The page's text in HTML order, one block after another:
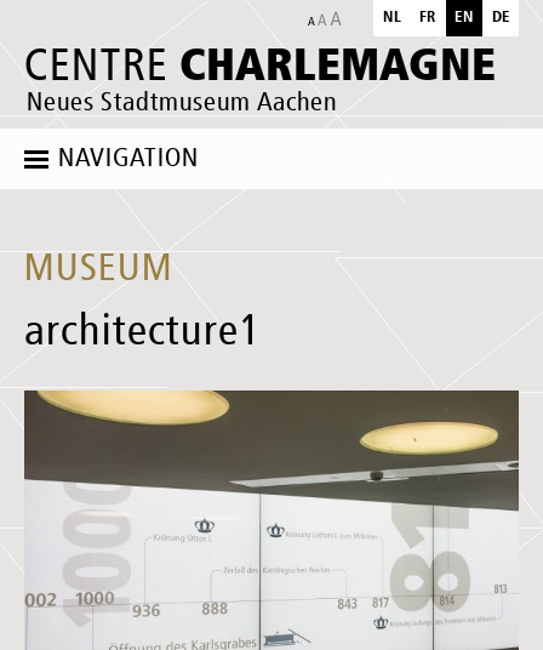
CENTRE CHARLEMAGNE
Neues Stadtmuseum Aachen
NL FR EN DE
NAVIGATION
MUSEUM
architecture1